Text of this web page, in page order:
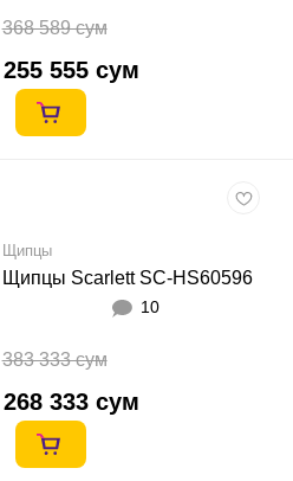
368 589 сум
255 555 сум
Щипцы
Щипцы Scarlett SC-HS60596
10
383 333 сум
268 333 сум